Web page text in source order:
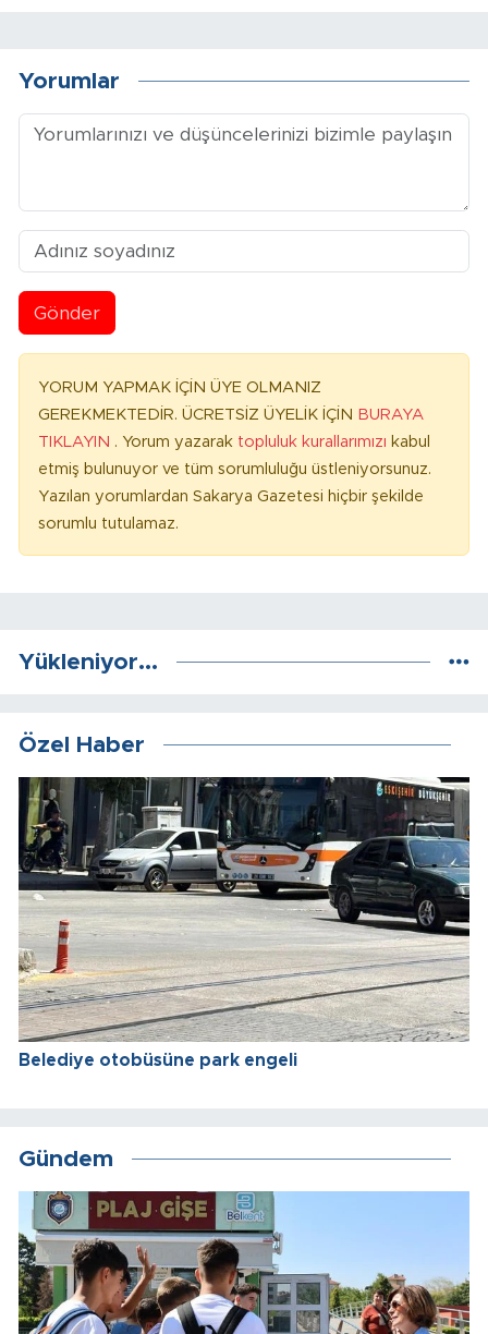
Yorumlar
Gönder
YORUM YAPMAK İÇİN ÜYE OLMANIZ
GEREKMEKTEDİR. ÜCRETSİZ ÜYELİK İÇİN BURAYA
TIKLAYIN . Yorum yazarak topluluk kurallarımızı kabul
etmiş bulunuyor ve tüm sorumluluğu üstleniyorsunuz.
Yazılan yorumlardan Sakarya Gazetesi hiçbir şekilde
sorumlu tutulamaz.
Yükleniyor...
Özel Haber
Belediye otobüsüne park engeli
Gündem